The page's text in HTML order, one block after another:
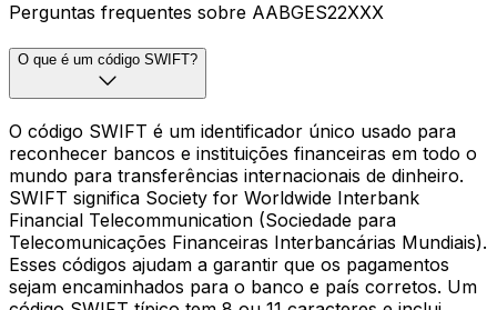
Perguntas frequentes sobre AABGES22XXX
O que é um código SWIFT?
O código SWIFT é um identificador único usado para
reconhecer bancos e instituições financeiras em todo o
mundo para transferências internacionais de dinheiro.
SWIFT significa Society for Worldwide Interbank
Financial Telecommunication (Sociedade para
Telecomunicações Financeiras Interbancárias Mundiais).
Esses códigos ajudam a garantir que os pagamentos
sejam encaminhados para o banco e país corretos. Um